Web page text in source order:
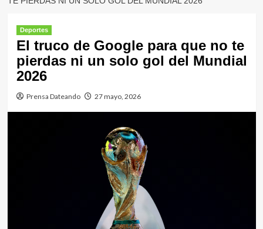
Deportes
El truco de Google para que no te
pierdas ni un solo gol del Mundial
2026
Prensa Dateando 27 mayo, 2026